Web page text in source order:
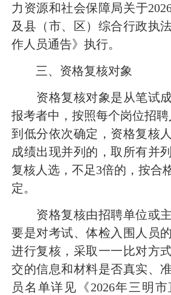
力资源和社会保障局关于202
及县（市、区）综合行政执
作人员通告》 执行。
三、资格复核对象
资格复核对象是从笔试
报考者中，按照每个岗位招
到低分依次确定，资格复核
成绩出现并列的，取所有并
复核人选，不足3倍的，按合
定。
资格复核由招聘单位或
要是对考试、体检入围人员
进行复核 ， 采取一一比对方
交的信息和材料是否真实、
员名单详见 《2026年三明市